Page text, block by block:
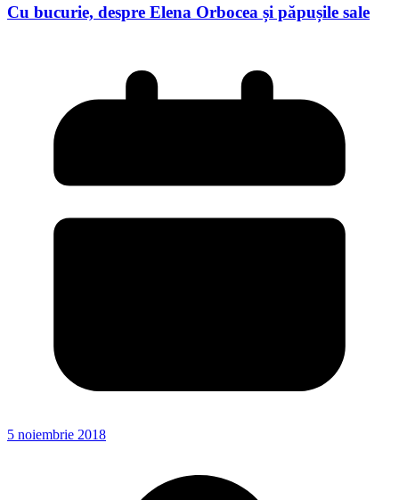
Cu bucurie, despre Elena Orbocea și păpușile sale
5 noiembrie 2018